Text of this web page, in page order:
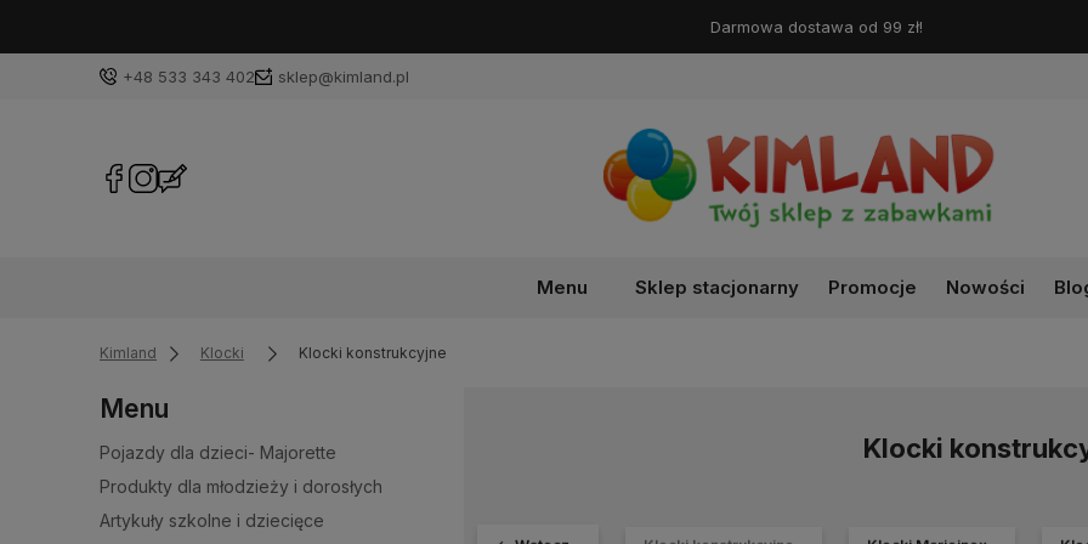
Darmowa dostawa od 99 zł!
+48 533 343 402 sklep@kimland.pl
Menu Sklep stacjonarny Promocje Nowości
Kimland Klocki Klocki konstrukcyjne
Menu
Pojazdy dla dzieci- Majorette
Produkty dla młodzieży i dorosłych
Artykuły szkolne i dziecięce
Klocki